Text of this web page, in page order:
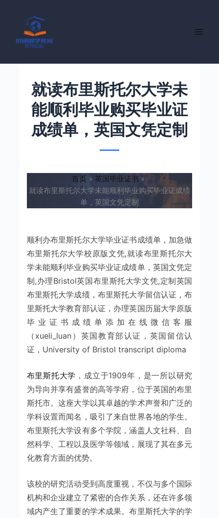
就读布里斯托尔大学未
能顺利毕业购买毕业证
成绩单，英国文凭定制
首页
英国毕业证书
就读布里斯托尔大学未能顺利毕业购买毕业证成绩
单，英国文凭定制
顺利办布里斯托尔大学毕业证书成绩单，加急做
布里斯托尔大学校原版文凭,就读布里斯托尔大
学未能顺利毕业购买毕业证成绩单，英国文凭定
制,办理Bristol英国布里斯托大学文凭,定制英国
布里斯托大学成绩，布里斯托大学留信认证，布
里斯托大学教育部认证，办理英国历届大学原版
毕业证书成绩单添加在线微信客服
（xueli_luan）英国教育部认证，英国留信认
证，University of Bristol transcript diploma
布里斯托大学 ，成立于1909年，是一所以研究
为导向并享有盛誉的高等学府，位于英国的布里
斯托市。这座大学以其卓越的学术声誉和广泛的
学科设置而闻名，吸引了来自世界各地的学生。
布里斯托大学设有多个学院，涵盖人文社科、自
然科学、工程以及医学等领域，展现了其在多元
化教育方面的优势。
该校的研究活动受到高度重视，不仅与多个国际
机构和企业建立了紧密的合作关系，还在许多领
域内产生了重要的学术成果。布里斯托大学的学